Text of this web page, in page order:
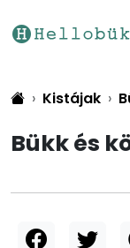
Kistájak
Bükk és